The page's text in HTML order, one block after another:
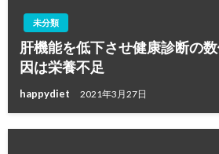
未分類
肝機能を低下させ健康診断の
因は栄養不足
happydiet 2021年3月27日